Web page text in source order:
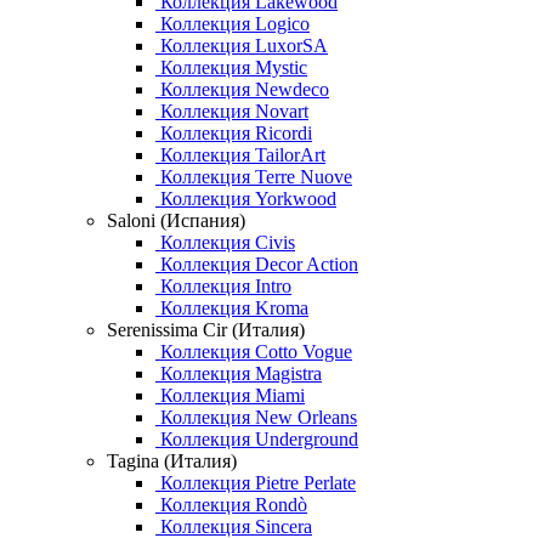
Коллекция Logico
Коллекция LuxorSA
Коллекция Mystic
Коллекция Newdeco
Коллекция Novart
Коллекция Ricordi
Коллекция TailorArt
Коллекция Terre Nuove
Коллекция Yorkwood
Saloni (Испания)
Коллекция Civis
Коллекция Decor Action
Коллекция Intro
Коллекция Kroma
Serenissima Cir (Италия)
Коллекция Cotto Vogue
Коллекция Magistra
Коллекция Miami
Коллекция New Orleans
Коллекция Underground
Tagina (Италия)
Коллекция Pietre Perlate
Коллекция Rondò
Коллекция Sincera